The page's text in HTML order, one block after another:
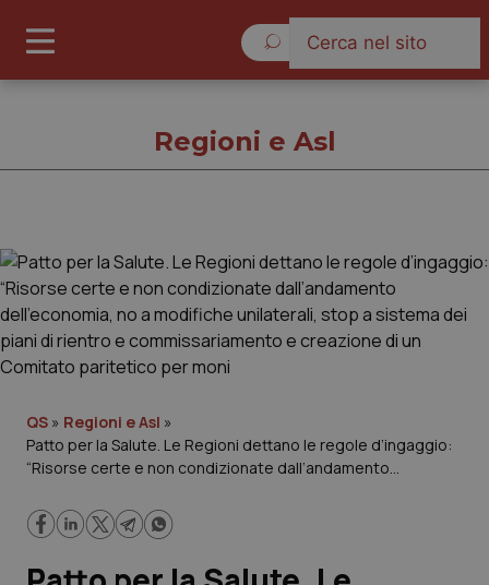
Cronache
Governo e Parlamento
Regioni e Asl
Scienza e Farmaci
Regioni e Asl
QS » Regioni e Asl »
Patto per la Salute. Le Regioni dettano le regole d’ingaggio:
“Risorse certe e non condizionate dall’andamento
piani di rientro e commissariamento e creazione di un
Comitato paritetico per moni